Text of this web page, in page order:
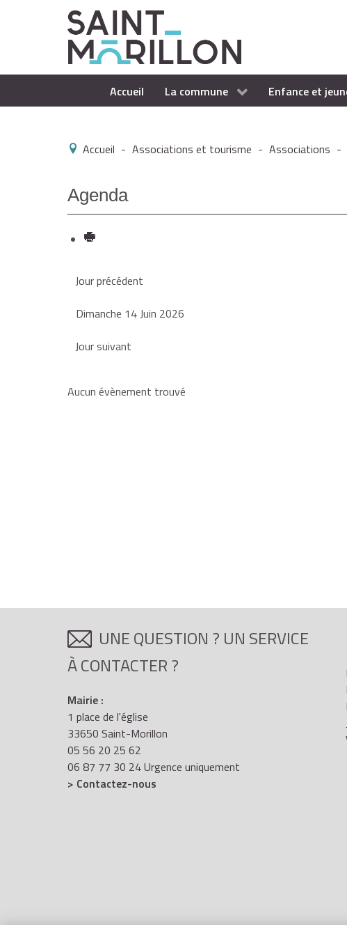
Accueil La commune Enfance et
Accueil - Associations et tourisme - Associations -
Agenda
Jour précédent
Dimanche 14 Juin 2026
Jour suivant
Aucun évènement trouvé
UNE QUESTION ? UN SERVICE
À CONTACTER ?
Mairie :
1 place de l'église
33650 Saint-Morillon
05 56 20 25 62
06 87 77 30 24 Urgence uniquement
> Contactez-nous